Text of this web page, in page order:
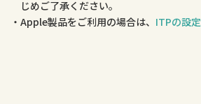
じめご了承ください。
Apple製品をご利用の場合は、 ITPの設定